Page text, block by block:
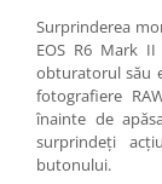
Surprinderea
EOS R6 Mark
obturatorul său
fotografiere
înainte de
surprindeţi
butonului.